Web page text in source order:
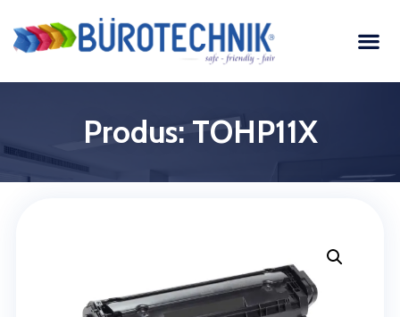
Produs: TOHP11X